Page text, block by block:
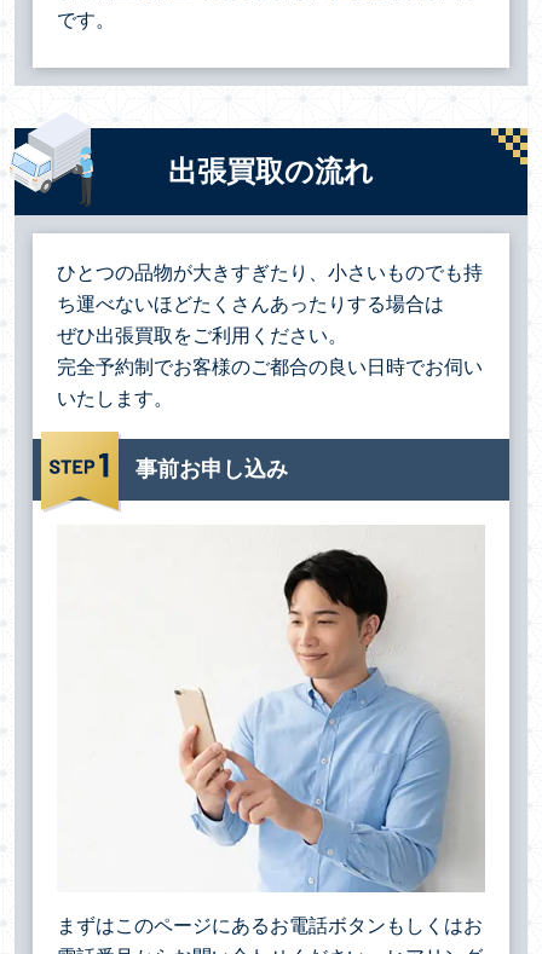
です。
出張買取の流れ
ひとつの品物が大きすぎたり、小さいものでも持
ち運べないほどたくさんあったりする場合は
ぜひ出張買取をご利用ください。
完全予約制でお客様のご都合の良い日時でお伺い
いたします。
事前お申し込み
まずはこのページにあるお電話ボタンもしくはお